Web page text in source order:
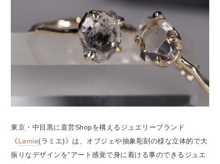
東京・中目黒に直営Shopを構えるジュエリーブランド
《Lamie(ラミエ)》は、オブジェや抽象彫刻の様な立体的で大
振りなデザインを”アート感覚で身に着ける事のできるジュエ